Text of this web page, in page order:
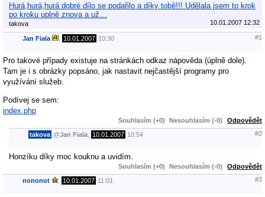
Hurá,hurá,hurá dobré dílo se podařilo a díky tobě!!! Udělala jsem to krok
po kroku uplně znova a už…
takova 10.01.2007 12:32
Jan Fiala 10.01.2007 10:30 #1
Pro takové případy existuje na stránkách odkaz nápověda (úplně dole).
Tam je i s obrázky popsáno, jak nastavit nejčastější programy pro
využívání služeb.
Podívej se sem:
index.php
Souhlasím (+0) Nesouhlasím (-0) Odpovědět
takova @Jan Fiala 10.01.2007 10:54 #2
Honzíku díky moc kouknu a uvidím.
Souhlasím (+0) Nesouhlasím (-0) Odpovědět
nononot 10.01.2007 11:01 #3